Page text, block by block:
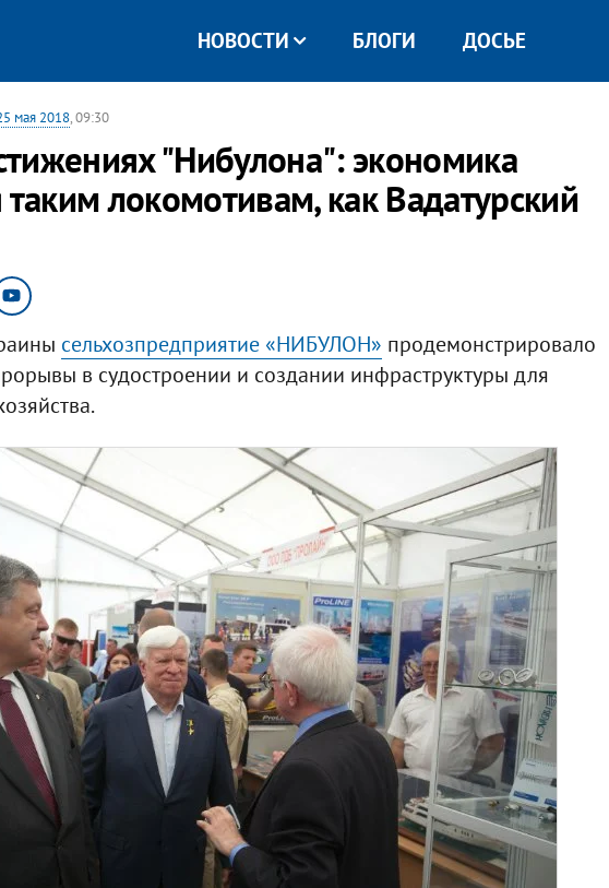
НОВОСТИ БЛОГИ ДОСЬЕ
мая 2018, 09:30
"Нибулона": экономика
таким локомотивам, как Вадатурский
сельхозпредприятие «НИБУЛОН» продемонстрировало
в судостроении и создании инфраструктуры для